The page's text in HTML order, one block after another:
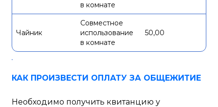
в комнате
Чайник
Совместное
использование
в комнате
50,00
КАК ПРОИЗВЕСТИ ОПЛАТУ ЗА ОБЩЕЖИТИЕ
Необходимо получить квитанцию у